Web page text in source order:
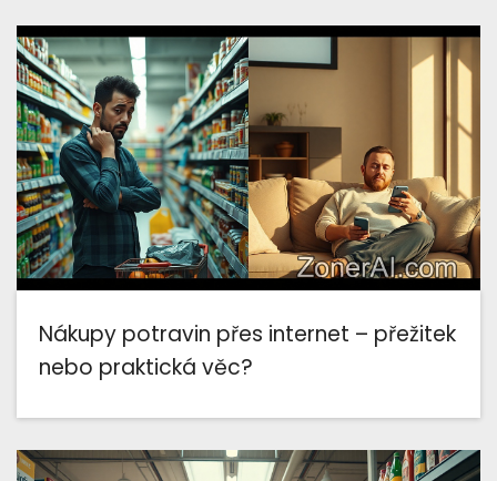
Nákupy potravin přes internet – přežitek
nebo praktická věc?